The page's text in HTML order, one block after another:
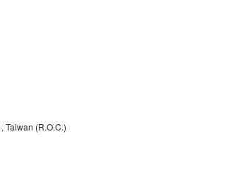
, Taiwan (R.O.C.)